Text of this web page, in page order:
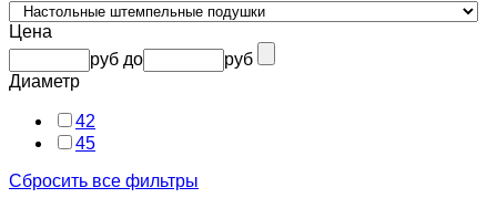
Цена
руб до
руб
Диаметр
42
45
Сбросить все фильтры